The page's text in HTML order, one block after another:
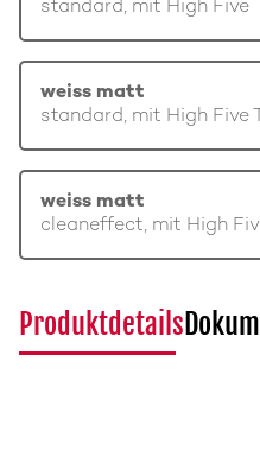
standard, mit High Five
weiss matt
standard, mit High Five
weiss matt
cleaneffect, mit High
Produktdetails